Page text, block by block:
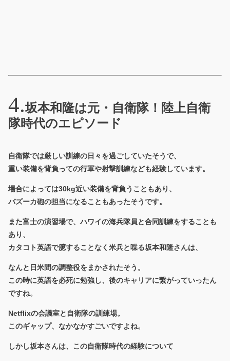
坂本和隆は元・自衛隊！陸上自衛
隊時代のエピソード
自衛隊では厳しい訓練の日々を過ごしていたそうで、
重い装備を背負っての行軍や射撃訓練なども経験しています。
場合によっては30kg近い装備を背負うこともあり、
バズーカ砲の担当になることもあったそうです。
また富士の演習場で、ハワイの海兵隊員と合同訓練をすることも
あり、
カタコト英語で臆することなく米兵と喋る坂本和隆さんは、
なんと日米間の調整役をまかされたそう。
この時に英語を必死に勉強し、後のキャリアに繋がっていったん
ですね。
Netflixの会議室と自衛隊の訓練場。
このギャップ、なかなかすごいですよね。
しかし坂本さんは、この自衛隊時代の経験について